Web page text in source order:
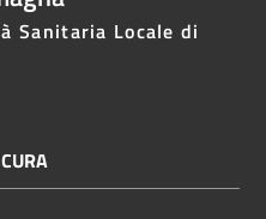
Sanitaria Locale di